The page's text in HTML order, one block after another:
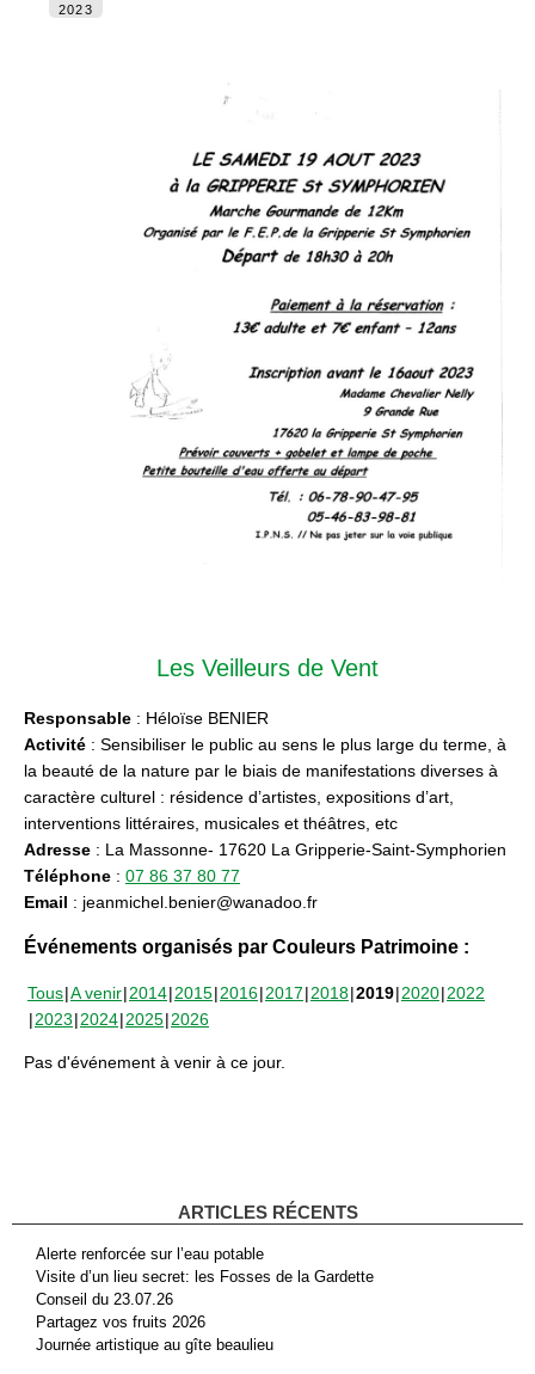
2023
Les Veilleurs de Vent
Responsable : Héloïse BENIER
Activité : Sensibiliser le public au sens le plus large du terme, à
la beauté de la nature par le biais de manifestations diverses à
caractère culturel : résidence d’artistes, expositions d’art,
interventions littéraires, musicales et théâtres, etc
Adresse : La Massonne- 17620 La Gripperie-Saint-Symphorien
Téléphone : 07 86 37 80 77
Email : jeanmichel.benier@wanadoo.fr
Événements organisés par Couleurs Patrimoine :
Tous A venir 2014 2015 2016 2017 2018 2019 2020 2022
2023 2024 2025 2026
Pas d'événement à venir à ce jour.
ARTICLES RÉCENTS
Alerte renforcée sur l’eau potable
Visite d’un lieu secret: les Fosses de la Gardette
Conseil du 23.07.26
Partagez vos fruits 2026
Journée artistique au gîte beaulieu